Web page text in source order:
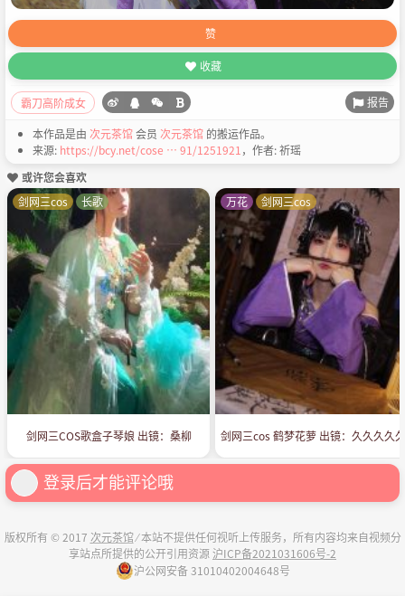
赞
收藏
霸刀高阶成女 报告
本作品是由 次元茶馆会员 次元茶馆 的搬运作品。
来源: https://bcy.net/cose … 91/1251921 ，作者: 祈瑶
或许您会喜欢
剑网三COS歌盒子琴娘 出镜：桑柳
剑网三cos 长歌
剑网三cos 鹤梦花萝 出镜：久久久久
万花 剑网三cos
登录后才能评论哦
版权所有 © 2017 次元茶馆⁄ 本站不提供任何视听上传服务，所有内容均来自视频分
享站点所提供的公开引用资源沪ICP备2021031606号-2
沪公网安备 31010402004648号